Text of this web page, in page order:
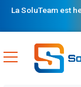
La SoluTeam est